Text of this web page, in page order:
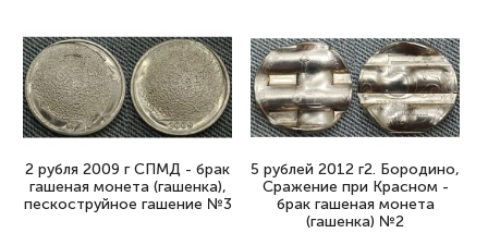
2 рубля 2009 г СПМД - брак
гашеная монета (гашенка),
пескоструйное гашение №3
5 рублей 2012 г2. Бородино,
Сражение при Красном -
брак гашеная монета
(гашенка) №2